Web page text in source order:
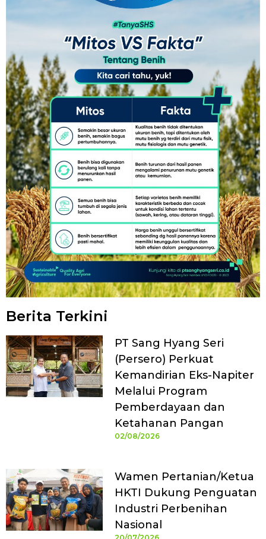
Berita Terkini
PT Sang Hyang Seri
(Persero) Perkuat
Kemandirian Eks-Napiter
Melalui Program
Pemberdayaan dan
Ketahanan Pangan
02/08/2026
Wamen Pertanian/Ketua
HKTI Dukung Penguatan
Industri Perbenihan
Nasional